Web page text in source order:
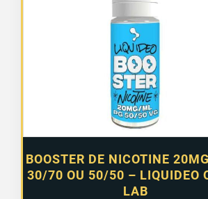
BOOSTER DE NICOTINE
30/70 OU 50/50 – LIQUIDEO
LAB
prix :
0,99 €
à
7,99 €